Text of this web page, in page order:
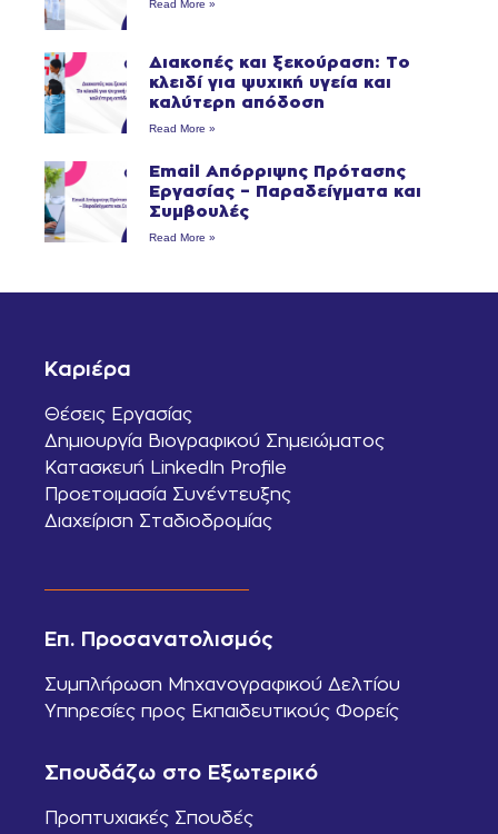
Read More »
Διακοπές και ξεκούραση: Το
κλειδί για ψυχική υγεία και
καλύτερη απόδοση
Read More »
Email Απόρριψης Πρότασης
Εργασίας – Παραδείγματα και
Συμβουλές
Read More »
Καριέρα
Θέσεις Εργασίας
Δημιουργία Βιογραφικού Σημειώματος
Κατασκευή LinkedIn Profile
Προετοιμασία Συνέντευξης
Διαχείριση Σταδιοδρομίας
Επ. Προσανατολισμός
Συμπλήρωση Μηχανογραφικού Δελτίου
Υπηρεσίες προς Εκπαιδευτικούς Φορείς
Σπουδάζω στο Εξωτερικό
Προπτυχιακές Σπουδές